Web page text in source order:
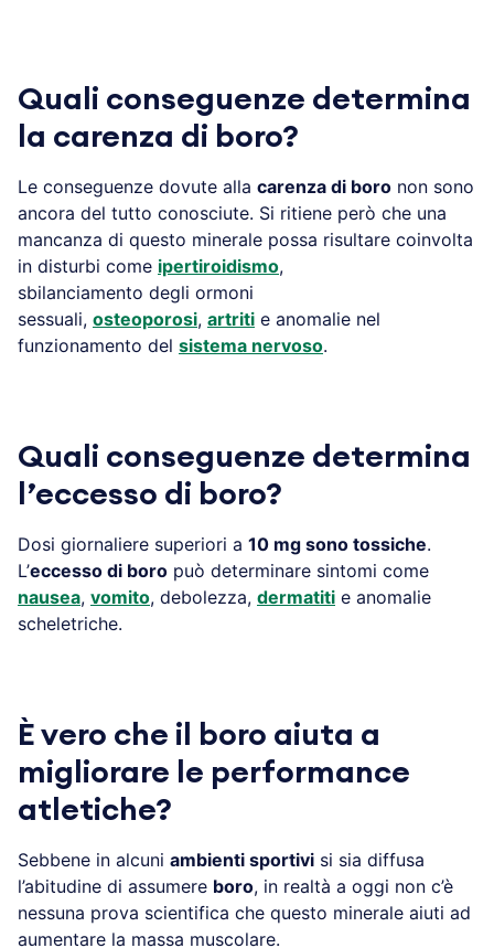
Quali conseguenze determina
la carenza di boro?
Le conseguenze dovute alla carenza di boro non sono
ancora del tutto conosciute. Si ritiene però che una
mancanza di questo minerale possa risultare coinvolta
in disturbi come ipertiroidismo,
sbilanciamento degli ormoni
sessuali, osteoporosi, artriti e anomalie nel
funzionamento del sistema nervoso.
Quali conseguenze determina
l’eccesso di boro?
Dosi giornaliere superiori a 10 mg sono tossiche.
L’eccesso di boro può determinare sintomi come
nausea, vomito, debolezza, dermatiti e anomalie
scheletriche.
È vero che il boro aiuta a
migliorare le performance
atletiche?
Sebbene in alcuni ambienti sportivi si sia diffusa
l’abitudine di assumere boro, in realtà a oggi non c’è
nessuna prova scientifica che questo minerale aiuti ad
aumentare la massa muscolare.